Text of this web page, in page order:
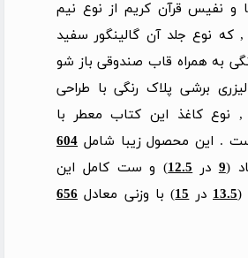
و نفیس قرآن کریم از نوع نیم
نوع جلد آن گالینگور سفید
به همراه قاب صندوقی باز شو
برشی پلاک رنگی با طراحی
, نوع کاغذ این کتاب معطر با
. این محصول زیبا شامل 604
(
9در12.5) و ست کامل این
(
13.5در15) با وزنی معادل 656